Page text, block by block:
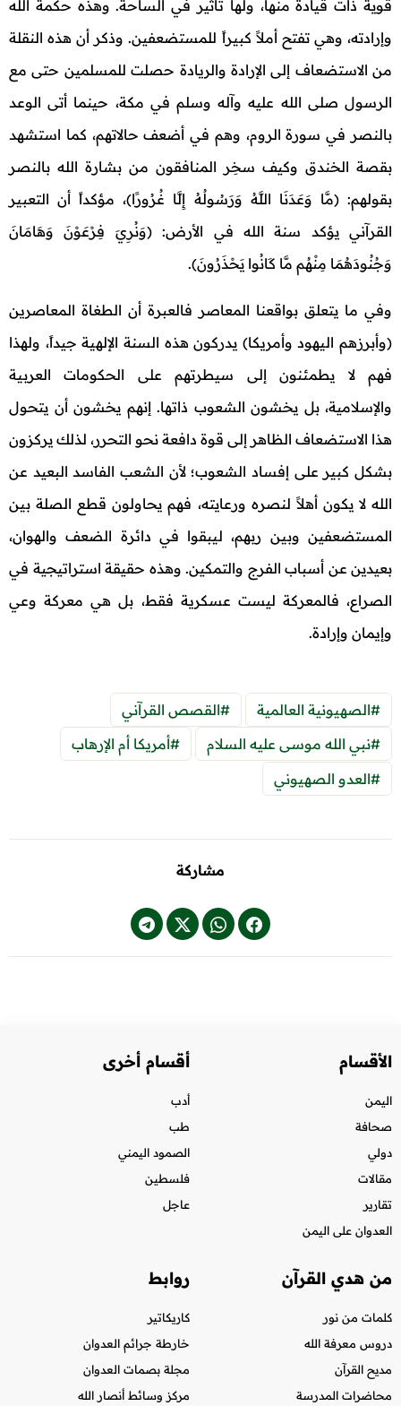
قوية ذات قيادة منها، ولها تأثير في الساحة. وهذه حكمة الله
وإرادته، وهي تفتح أملاً كبيراً للمستضعفين. وذكر أن هذه النقلة
من الاستضعاف إلى الإرادة والريادة حصلت للمسلمين حتى مع
الرسول صلى الله عليه وآله وسلم في مكة، حينما أتى الوعد
بالنصر في سورة الروم، وهم في أضعف حالاتهم، كما استشهد
بقصة الخندق وكيف سخِر المنافقون من بشارة الله بالنصر
بقولهم: (مَّا وَعَدَنَا اللَّهُ وَرَسُولُهُ إِلَّا غُرُورًا)، مؤكداً أن التعبير
القرآني يؤكد سنة الله في الأرض: (وَنُرِيَ فِرْعَوْنَ وَهَامَانَ
وَجُنُودَهُمَا مِنْهُم مَّا كَانُوا يَحْذَرُونَ).
وفي ما يتعلق بواقعنا المعاصر فالعبرة أن الطغاة المعاصرين
(وأبرزهم اليهود وأمريكا) يدركون هذه السنة الإلهية جيداً، ولهذا
فهم لا يطمئنون إلى سيطرتهم على الحكومات العربية
والإسلامية، بل يخشون الشعوب ذاتها. إنهم يخشون أن يتحول
هذا الاستضعاف الظاهر إلى قوة دافعة نحو التحرر، لذلك يركزون
بشكل كبير على إفساد الشعوب؛ لأن الشعب الفاسد البعيد عن
الله لا يكون أهلاً لنصره ورعايته، فهم يحاولون قطع الصلة بين
المستضعفين وبين ربهم، ليبقوا في دائرة الضعف والهوان،
بعيدين عن أسباب الفرج والتمكين. وهذه حقيقة استراتيجية في
الصراع، فالمعركة ليست عسكرية فقط، بل هي معركة وعي
وإيمان وإرادة.
#الصهيونية العالمية
#القصص القرآني
#نبي الله موسى عليه السلام
#أمريكا أم الإرهاب
#العدو الصهيوني
مشاركة
الأقسام
اليمن
صحافة
دولي
مقالات
تقارير
العدوان على اليمن
أقسام أخرى
أدب
طب
الصمود اليمني
فلسطين
عاجل
من هدي القرآن
كلمات من نور
دروس معرفة الله
مديح القرآن
محاضرات المدرسة
روابط
كاريكاتير
خارطة جرائم العدوان
مجلة بصمات العدوان
مركز وسائط أنصار الله